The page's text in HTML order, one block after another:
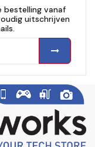
vanaf
uitschrijven